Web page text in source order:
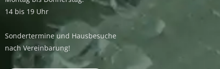
14 bis 19 Uhr
Sondertermine und Hausbesuche
nach Vereinbarung!